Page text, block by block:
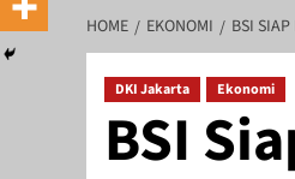
HOME EKONOMI BSI
DKI Jakarta Ekonomi
BSI